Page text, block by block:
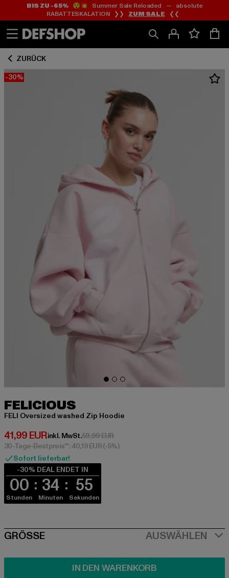
Zum
Inhalt
springen
Zum
Fußzeile
springen
BIS ZU -65%😲💥 Summer Sale Reloaded — absolute
RABATTESKALATION ❯❯ ZUM SALE ❮❮
ZURÜCK
-30%
FELICIOUS
FELI Oversized washed Zip Hoodie
41,99 EUR
Derzeitiger Preis: 41,99 EUR
inkl. MwSt.59,99 EURAktionspreis: 59,99 EUR
30-Tage-Bestpreis**: 40,19 EUR(-5%)
Sofort lieferbar!
-30% DEAL ENDET IN
00
Stunden
34
Minuten
55
Sekunden
SIZE
GRÖSSE AUSWÄHLEN
IN DEN WARENKORB